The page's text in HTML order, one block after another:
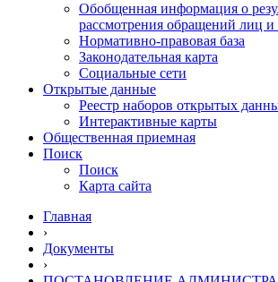
Обобщенная информация о
рассмотрения обращений лиц
Нормативно-правовая база
Законодательная карта
Социальные сети
Открытые данные
Реестр наборов открытых
Интерактивные карты
Общественная приемная
Поиск
Поиск
Карта сайта
Главная
›
Документы
›